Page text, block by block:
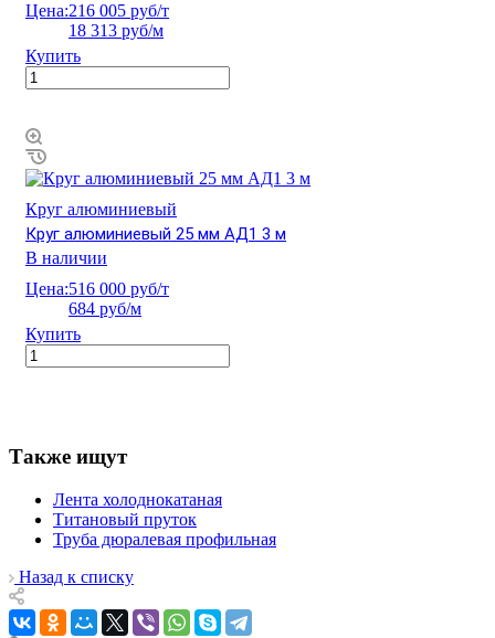
Цена:216 005 руб/т
18 313 руб/м
Купить
Круг алюминиевый
Круг алюминиевый 25 мм АД1 3 м
В наличии
Цена:516 000 руб/т
684 руб/м
Купить
Также ищут
Лента холоднокатаная
Титановый пруток
Труба дюралевая профильная
Назад к списку